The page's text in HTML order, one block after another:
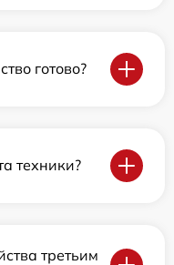
готово?
техники?
третьим